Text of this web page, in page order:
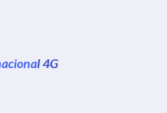
l 4G